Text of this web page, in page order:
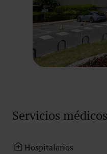
Servicios
Hospitalarios